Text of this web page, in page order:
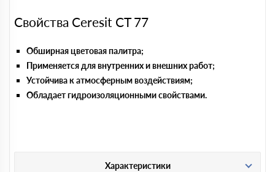
Свойства Ceresit CT 77
Обширная цветовая палитра;
Применяется для внутренних и внешних работ;
Устойчива к атмосферным воздействиям;
Обладает гидроизоляционными свойствами.
Характеристики